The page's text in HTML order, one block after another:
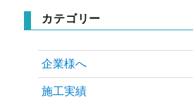
カテゴリー
企業様へ
施工実績